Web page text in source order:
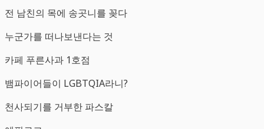
전 남친의 목에 송곳니를 꽂다
누군가를 떠나보낸다는 것
카페 푸른사과 1호점
뱀파이어들이 LGBTQIA라니?
천사되기를 거부한 파스칼